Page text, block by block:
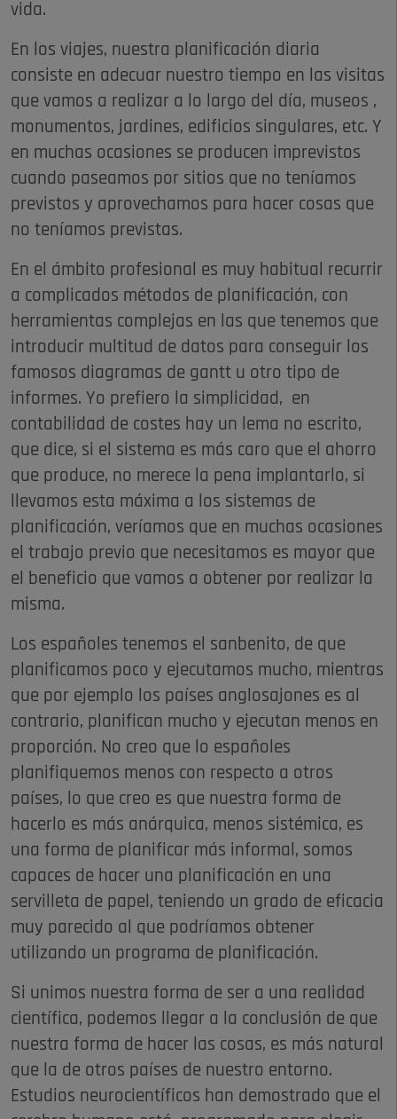
vida.
En los viajes, nuestra planificación diaria
consiste en adecuar nuestro tiempo en las visitas
que vamos a realizar a lo largo del día, museos ,
monumentos, jardines, edificios singulares, etc. Y
en muchas ocasiones se producen imprevistos
cuando paseamos por sitios que no teníamos
previstos y aprovechamos para hacer cosas que
no teníamos previstas.
En el ámbito profesional es muy habitual recurrir
a complicados métodos de planificación, con
herramientas complejas en las que tenemos que
introducir multitud de datos para conseguir los
famosos diagramas de gantt u otro tipo de
informes. Yo prefiero la simplicidad, en
contabilidad de costes hay un lema no escrito,
que dice, si el sistema es más caro que el ahorro
que produce, no merece la pena implantarlo, si
llevamos esta máxima a los sistemas de
planificación, veríamos que en muchas ocasiones
el trabajo previo que necesitamos es mayor que
el beneficio que vamos a obtener por realizar la
misma.
Los españoles tenemos el sanbenito, de que
planificamos poco y ejecutamos mucho, mientras
que por ejemplo los países anglosajones es al
contrario, planifican mucho y ejecutan menos en
proporción. No creo que lo españoles
planifiquemos menos con respecto a otros
países, lo que creo es que nuestra forma de
hacerlo es más anárquica, menos sistémica, es
una forma de planificar más informal, somos
capaces de hacer una planificación en una
servilleta de papel, teniendo un grado de eficacia
muy parecido al que podríamos obtener
utilizando un programa de planificación.
Si unimos nuestra forma de ser a una realidad
científica, podemos llegar a la conclusión de que
nuestra forma de hacer las cosas, es más natural
que la de otros países de nuestro entorno.
Estudios neurocientíficos han demostrado que el